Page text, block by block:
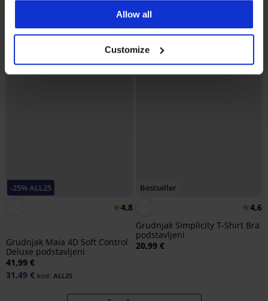
Allow all
Customize
-25% ALL25
4,8
Grudnjak Maia 4D Soft Control
Deluxe podstavljeni
41,99 €
31,49 € kod: ALL25
Bestseller
4,6
Grudnjak Simplicity T-Shirt Bra
podstavljeni
20,99 €